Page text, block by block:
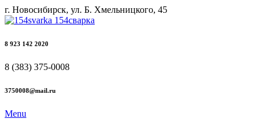
г. Новосибирск, ул. Б. Хмельницкого, 45
8 923 142 2020
8 (383) 375-0008
3750008@mail.ru
Menu